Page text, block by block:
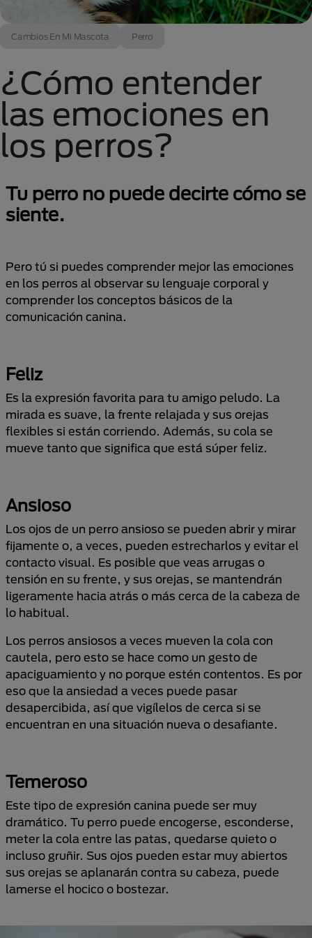
Cambios En Mi Mascota Perro
¿Cómo entender
las emociones en
los perros?
Tu perro no puede decirte cómo se
siente.
Pero tú si puedes comprender mejor las emociones
en los perros al observar su lenguaje corporal y
comprender los conceptos básicos de la
comunicación canina.
Feliz
Es la expresión favorita para tu amigo peludo. La
mirada es suave, la frente relajada y sus orejas
flexibles si están corriendo. Además, su cola se
mueve tanto que significa que está súper feliz.
Ansioso
Los ojos de un perro ansioso se pueden abrir y mirar
fijamente o, a veces, pueden estrecharlos y evitar el
contacto visual. Es posible que veas arrugas o
tensión en su frente, y sus orejas, se mantendrán
ligeramente hacia atrás o más cerca de la cabeza de
lo habitual.
Los perros ansiosos a veces mueven la cola con
cautela, pero esto se hace como un gesto de
apaciguamiento y no porque estén contentos. Es por
eso que la ansiedad a veces puede pasar
desapercibida, así que vigílelos de cerca si se
encuentran en una situación nueva o desafiante.
Temeroso
Este tipo de expresión canina puede ser muy
dramático. Tu perro puede encogerse, esconderse,
meter la cola entre las patas, quedarse quieto o
incluso gruñir. Sus ojos pueden estar muy abiertos
sus orejas se aplanarán contra su cabeza, puede
lamerse el hocico o bostezar.